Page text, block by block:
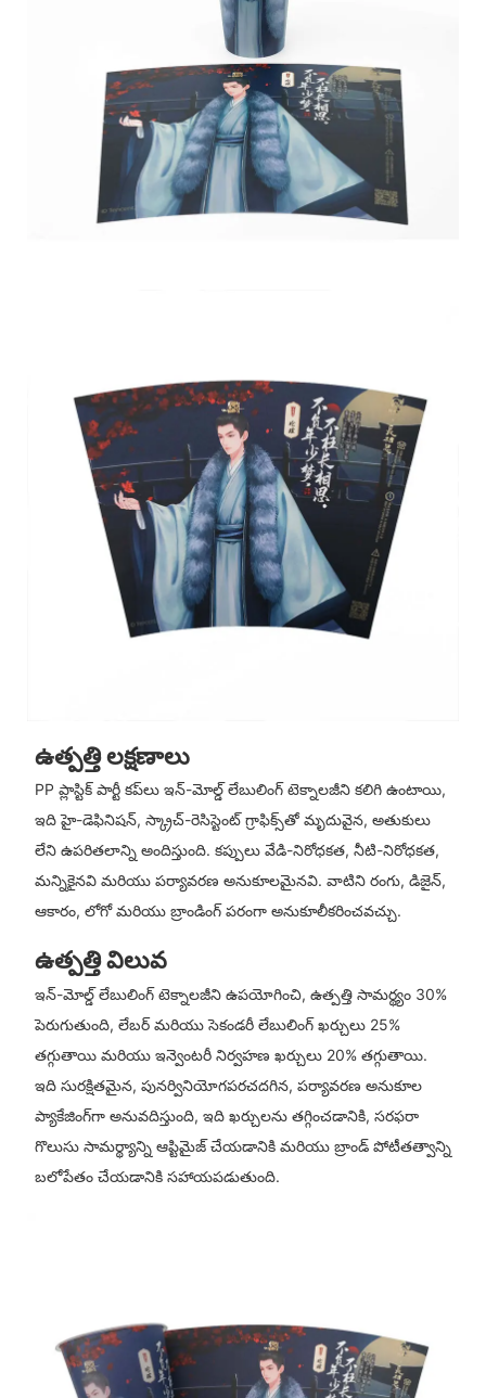
ఉత్పత్తి లక్షణాలు
PP ప్లాస్టిక్ పార్టీ కప్‌లు ఇన్-మోల్డ్ లేబులింగ్ టెక్నాలజీని కలిగి ఉంటాయి,
ఇది హై-డెఫినిషన్, స్క్రాచ్-రెసిస్టెంట్ గ్రాఫిక్స్‌తో మృదువైన, అతుకులు
లేని ఉపరితలాన్ని అందిస్తుంది. కప్పులు వేడి-నిరోధకత, నీటి-నిరోధకత,
మన్నికైనవి మరియు పర్యావరణ అనుకూలమైనవి. వాటిని రంగు, డిజైన్,
ఆకారం, లోగో మరియు బ్రాండింగ్ పరంగా అనుకూలీకరించవచ్చు.
ఉత్పత్తి విలువ
ఇన్-మోల్డ్ లేబులింగ్ టెక్నాలజీని ఉపయోగించి, ఉత్పత్తి సామర్థ్యం 30%
పెరుగుతుంది, లేబర్ మరియు సెకండరీ లేబులింగ్ ఖర్చులు 25%
తగ్గుతాయి మరియు ఇన్వెంటరీ నిర్వహణ ఖర్చులు 20% తగ్గుతాయి.
ఇది సురక్షితమైన, పునర్వినియోగపరచదగిన, పర్యావరణ అనుకూల
ప్యాకేజింగ్‌గా అనువదిస్తుంది, ఇది ఖర్చులను తగ్గించడానికి, సరఫరా
గొలుసు సామర్థ్యాన్ని ఆప్టిమైజ్ చేయడానికి మరియు బ్రాండ్ పోటీతత్వాన్ని
బలోపేతం చేయడానికి సహాయపడుతుంది.